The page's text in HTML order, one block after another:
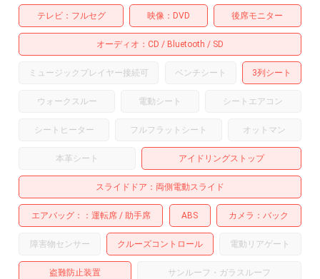
テレビ フルセグ 映像 DVD 後席モニター
オーディオ CD Bluetooth SD
ミュージックプレイヤー接続可 ベンチシート 3列シート
ウォークスルー 電動シート シートエアコン
シートヒーター フルフラットシート オットマン
本革シート アイドリングストップ
スライドドア 両側電動スライド
エアバッグ： 運転席 助手席 ABS カメラ バック
障害物センサー クルーズコントロール 電動リアゲート
盗難防止装置 サンルーフ・ガラスルーフ